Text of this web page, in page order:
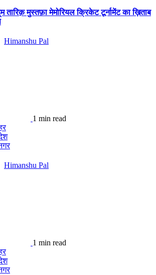
तारिक़ मुस्तफ़ा मेमोरियल क्रिकेट टूर्नामेंट का ख़िताब
Himanshu Pal
1 min read
Himanshu Pal
1 min read